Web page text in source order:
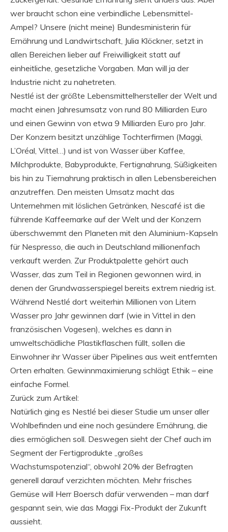
wer braucht schon eine verbindliche Lebensmittel-
Ampel? Unsere (nicht meine) Bundesministerin für
Ernährung und Landwirtschaft, Julia Klöckner, setzt in
allen Bereichen lieber auf Freiwilligkeit statt auf
einheitliche, gesetzliche Vorgaben. Man will ja der
Industrie nicht zu nahetreten.
Nestlé ist der größte Lebensmittelhersteller der Welt und
macht einen Jahresumsatz von rund 80 Milliarden Euro
und einen Gewinn von etwa 9 Milliarden Euro pro Jahr.
Der Konzern besitzt unzählige Tochterfirmen (Maggi,
L’Oréal, Vittel…) und ist von Wasser über Kaffee,
Milchprodukte, Babyprodukte, Fertignahrung, Süßigkeiten
bis hin zu Tiernahrung praktisch in allen Lebensbereichen
anzutreffen. Den meisten Umsatz macht das
Unternehmen mit löslichen Getränken, Nescafé ist die
führende Kaffeemarke auf der Welt und der Konzern
überschwemmt den Planeten mit den Aluminium-Kapseln
für Nespresso, die auch in Deutschland millionenfach
verkauft werden. Zur Produktpalette gehört auch
Wasser, das zum Teil in Regionen gewonnen wird, in
denen der Grundwasserspiegel bereits extrem niedrig ist.
Während Nestlé dort weiterhin Millionen von Litern
Wasser pro Jahr gewinnen darf (wie in Vittel in den
französischen Vogesen), welches es dann in
umweltschädliche Plastikflaschen füllt, sollen die
Einwohner ihr Wasser über Pipelines aus weit entfernten
Orten erhalten. Gewinnmaximierung schlägt Ethik – eine
einfache Formel.
Zurück zum Artikel:
Natürlich ging es Nestlé bei dieser Studie um unser aller
Wohlbefinden und eine noch gesündere Ernährung, die
dies ermöglichen soll. Deswegen sieht der Chef auch im
Segment der Fertigprodukte „großes
Wachstumspotenzial“, obwohl 20% der Befragten
generell darauf verzichten möchten. Mehr frisches
Gemüse will Herr Boersch dafür verwenden – man darf
gespannt sein, wie das Maggi Fix-Produkt der Zukunft
aussieht.